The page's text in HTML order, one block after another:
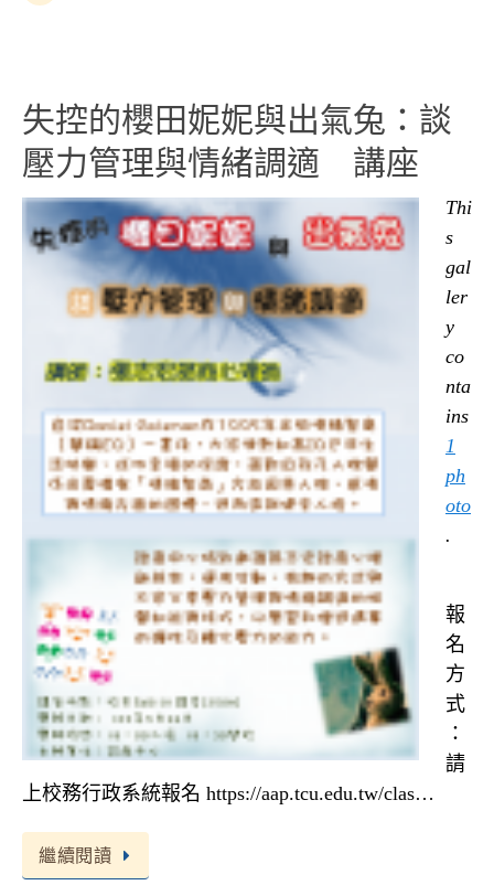
失控的櫻田妮妮與出氣兔：談
壓力管理與情緒調適 講座
Thi
s
gal
ler
y
co
nta
ins
1
ph
oto
.
報
名
方
式
：
請
上校務行政系統報名 https://aap.tcu.edu.tw/clas…
繼續閱讀